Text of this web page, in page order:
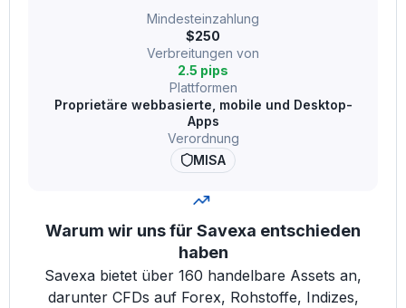
Mindesteinzahlung
$250
Verbreitungen von
2.5 pips
Plattformen
Proprietäre webbasierte, mobile und Desktop-
Apps
Verordnung
MISA
Warum wir uns für Savexa entschieden
haben
Savexa bietet über 160 handelbare Assets an,
darunter CFDs auf Forex, Rohstoffe, Indizes,